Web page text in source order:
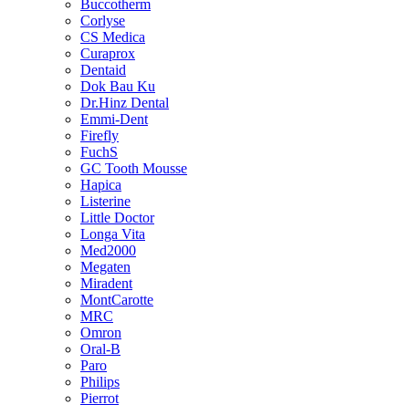
Buccotherm
Corlyse
CS Medica
Curaprox
Dentaid
Dok Bau Ku
Dr.Hinz Dental
Emmi-Dent
Firefly
FuchS
GC Tooth Mousse
Hapica
Listerine
Little Doctor
Longa Vita
Med2000
Megaten
Miradent
MontCarotte
MRC
Omron
Oral-B
Paro
Philips
Pierrot